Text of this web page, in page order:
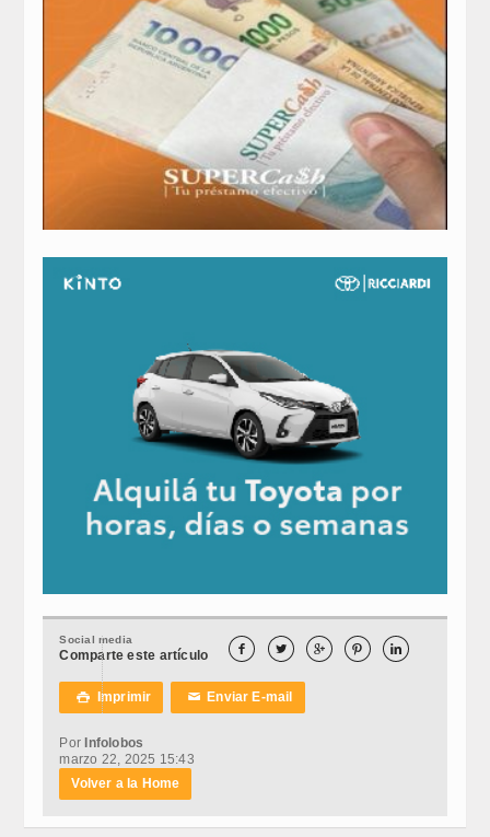
Social media
Comparte este artículo     
 Imprimir ✉Enviar E-mail
PorInfolobos
marzo 22, 2025 15:43
Volver a la Home